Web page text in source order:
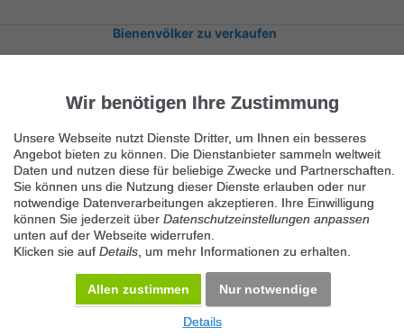
Bienenvölker zu verkaufen
Ähnliche Suchbegriffe
Haustiere
Wir benötigen Ihre Zustimmung
Unsere Webseite nutzt Dienste Dritter, um Ihnen ein besseres
Angebot bieten zu können. Die Dienstanbieter sammeln weltweit
Daten und nutzen diese für beliebige Zwecke und Partnerschaften.
Sie können uns die Nutzung dieser Dienste erlauben oder nur
notwendige Datenverarbeitungen akzeptieren. Ihre Einwilligung
können Sie jederzeit über Datenschutzeinstellungen anpassen
unten auf der Webseite widerrufen.
Klicken sie auf Details , um mehr Informationen zu erhalten.
Allen zustimmen Nur notwendige
Details